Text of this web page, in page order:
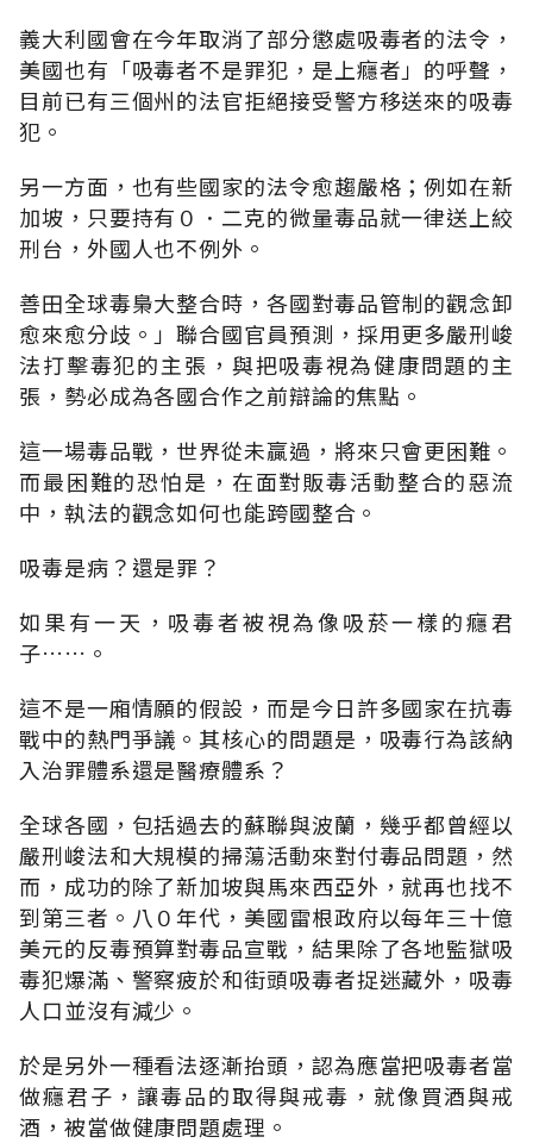
義大利國會在今年取消了部分懲處吸毒者的法令，
美國也有「吸毒者不是罪犯，是上癮者」的呼聲，
目前已有三個州的法官拒絕接受警方移送來的吸毒
犯。
另一方面，也有些國家的法令愈趨嚴格；例如在新
加坡，只要持有０．二克的微量毒品就一律送上絞
刑台，外國人也不例外。
善田全球毒梟大整合時，各國對毒品管制的觀念卸
愈來愈分歧。」聯合國官員預測，採用更多嚴刑峻
法打擊毒犯的主張，與把吸毒視為健康問題的主
張，勢必成為各國合作之前辯論的焦點。
這一場毒品戰，世界從未贏過，將來只會更困難。
而最困難的恐怕是，在面對販毒活動整合的惡流
中，執法的觀念如何也能跨國整合。
吸毒是病？還是罪？
如果有一天，吸毒者被視為像吸菸一樣的癮君
子……。
這不是一廂情願的假設，而是今日許多國家在抗毒
戰中的熱門爭議。其核心的問題是，吸毒行為該納
入治罪體系還是醫療體系？
全球各國，包括過去的蘇聯與波蘭，幾乎都曾經以
嚴刑峻法和大規模的掃蕩活動來對付毒品問題，然
而，成功的除了新加坡與馬來西亞外，就再也找不
到第三者。八０年代，美國雷根政府以每年三十億
美元的反毒預算對毒品宣戰，結果除了各地監獄吸
毒犯爆滿、警察疲於和街頭吸毒者捉迷藏外，吸毒
人口並沒有減少。
於是另外一種看法逐漸抬頭，認為應當把吸毒者當
做癮君子，讓毒品的取得與戒毒，就像買酒與戒
酒，被當做健康問題處理。